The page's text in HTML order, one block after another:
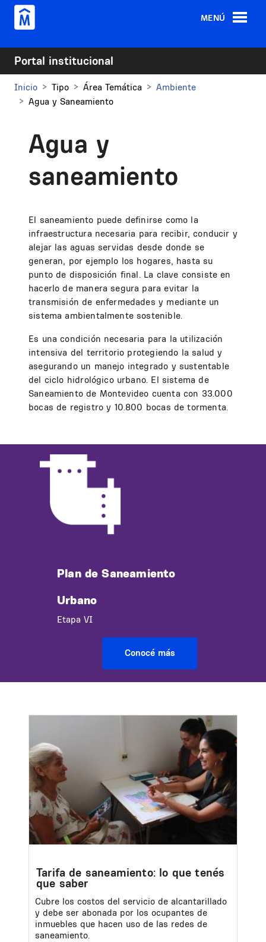
Pasar al contenido principal
MENÚ
Portal institucional
Inicio Tipo Área Temática
Ambiente
Agua y Saneamiento
Agua y
saneamiento
El saneamiento puede definirse como la
infraestructura necesaria para recibir, conducir y
alejar las aguas servidas desde donde se
generan, por ejemplo los hogares, hasta su
punto de disposición final. La clave consiste en
hacerlo de manera segura para evitar la
transmisión de enfermedades y mediante un
sistema ambientalmente sostenible.
Es una condición necesaria para la utilización
intensiva del territorio protegiendo la salud y
asegurando un manejo integrado y sustentable
del ciclo hidrológico urbano. El sistema de
Saneamiento de Montevideo cuenta con 33.000
bocas de registro y 10.800 bocas de tormenta.
Plan de Saneamiento
Urbano
Etapa VI
Conocé más
Tarifa de saneamiento: lo que tenés
que saber
Cubre los costos del servicio de alcantarillado
y debe ser abonada por los ocupantes de
inmuebles que hacen uso de las redes de
saneamiento.